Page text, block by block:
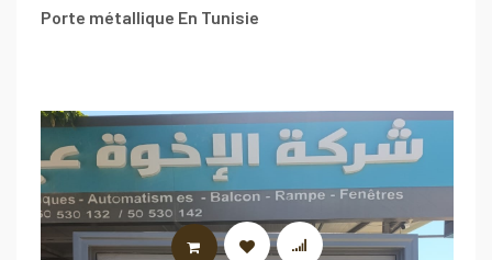
Porte métallique En Tunisie
LIRE LA SUITE